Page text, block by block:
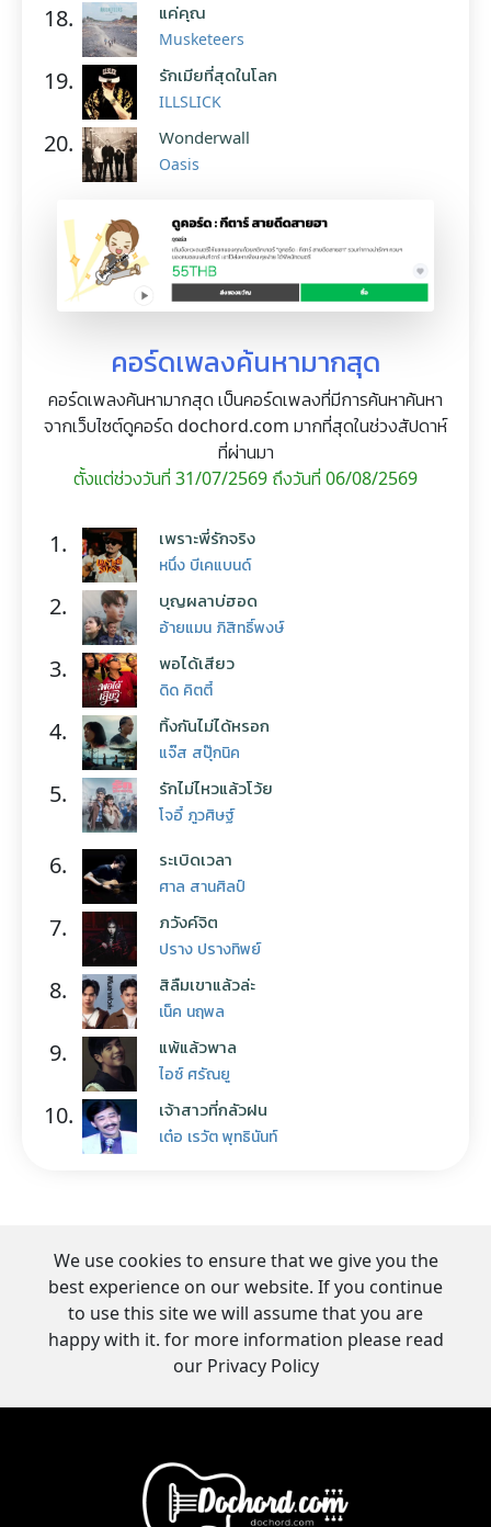
18. แค่คุณ
Musketeers
19. รักเมียที่สุดในโลก
ILLSLICK
20. Wonderwall
Oasis
คอร์ดเพลงค้นหามากสุด
คอร์ดเพลงค้นหามากสุด เป็นคอร์ดเพลงที่มีการค้นหาค้นหา
จากเว็บไซต์ดูคอร์ด dochord.com มากที่สุดในช่วงสัปดาห์
ที่ผ่านมา
ตั้งแต่ช่วงวันที่ 31/07/2569 ถึงวันที่ 06/08/2569
1. เพราะพี่รักจริง
หนึ่ง บีเคแบนด์
2. บุญผลาบ่ฮอด
อ้ายแมน ภิสิทธิ์พงษ์
3. พอได้เสียว
ดิด คิตตี้
4. ทิ้งกันไม่ได้หรอก
แจ๊ส สปุ๊กนิค
5. รักไม่ไหวแล้วโว้ย
โจอี้ ภูวศิษฐ์
6. ระเบิดเวลา
ศาล สานศิลป์
7. ภวังค์จิต
ปราง ปรางทิพย์
8. สิลืมเขาแล้วล่ะ
เน็ค นฤพล
9. แพ้แล้วพาล
ไอซ์ ศรัณยู
10. เจ้าสาวที่กลัวฝน
เต๋อ เรวัต พุทธินันท์
We use cookies to ensure that we give you the
best experience on our website. If you continue
to use this site we will assume that you are
happy with it. for more information please read
our Privacy Policy